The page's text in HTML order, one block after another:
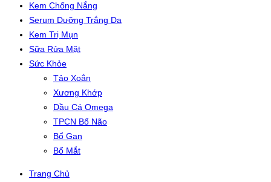
Kem Chống Nắng
Serum Dưỡng Trắng Da
Kem Trị Mụn
Sữa Rửa Mặt
Sức Khỏe
Tảo Xoắn
Xương Khớp
Dầu Cá Omega
TPCN Bổ Não
Bổ Gan
Bổ Mắt
Trang Chủ